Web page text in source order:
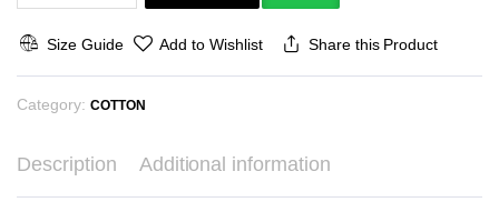
Willow
Creek
Dua
Sisi
Tidur
Gamis
Tunik
Size Guide Add to Wishlist Share this Product
Category: COTTON
Description Additional information